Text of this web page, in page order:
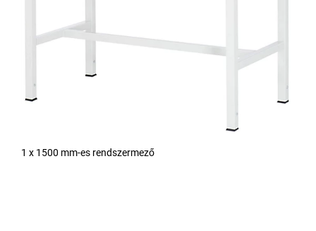
1 x 1500 mm-es rendszermező